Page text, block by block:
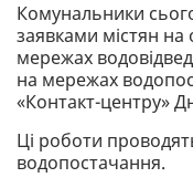
Комунальники
заявками містян
мережах
на мережах
«Контакт-центру»
Ці роботи
водопостачання.